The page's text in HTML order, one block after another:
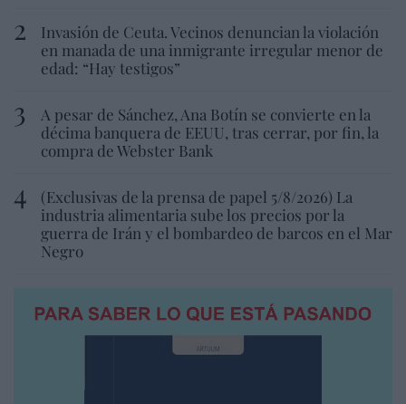
Invasión de Ceuta. Vecinos denuncian la violación
en manada de una inmigrante irregular menor de
edad: “Hay testigos”
A pesar de Sánchez, Ana Botín se convierte en la
décima banquera de EEUU, tras cerrar, por fin, la
compra de Webster Bank
(Exclusivas de la prensa de papel 5/8/2026) La
industria alimentaria sube los precios por la
guerra de Irán y el bombardeo de barcos en el Mar
Negro